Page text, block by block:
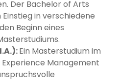
Der Bachelor of Arts
in verschiedene
Beginn eines
Ein Masterstudium im
Management